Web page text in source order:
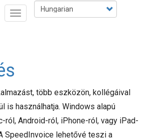
Select
your
Navigáció
több eszközön, kollégáival
is használhatja. Windows alapú
ról, Android-ról, iPhone-ról, vagy iPad-
SpeedInvoice lehetővé teszi a